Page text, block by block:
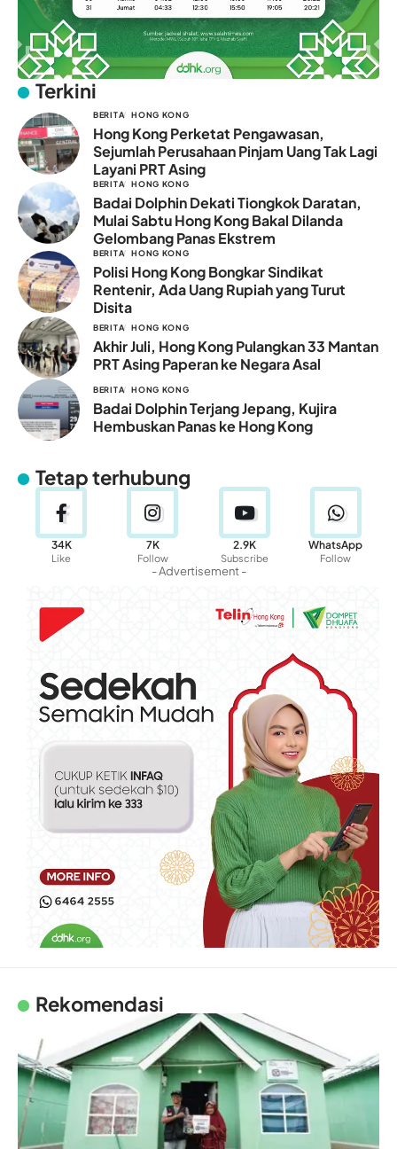
Terkini
BERITA HONG KONG
Hong Kong Perketat Pengawasan,
Sejumlah Perusahaan Pinjam Uang Tak Lagi
Layani PRT Asing
BERITA HONG KONG
Badai Dolphin Dekati Tiongkok Daratan,
Mulai Sabtu Hong Kong Bakal Dilanda
Gelombang Panas Ekstrem
BERITA HONG KONG
Polisi Hong Kong Bongkar Sindikat
Rentenir, Ada Uang Rupiah yang Turut
Disita
BERITA HONG KONG
Akhir Juli, Hong Kong Pulangkan 33 Mantan
PRT Asing Paperan ke Negara Asal
BERITA HONG KONG
Badai Dolphin Terjang Jepang, Kujira
Hembuskan Panas ke Hong Kong
Tetap terhubung
34K
Like
7K
Follow
2.9K
Subscribe
WhatsApp
Follow
- Advertisement -
Rekomendasi